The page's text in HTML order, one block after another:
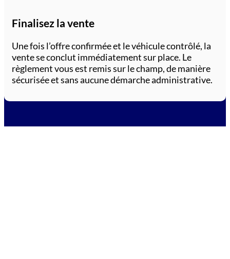
Finalisez la vente
Une fois l’offre confirmée et le véhicule contrôlé, la
vente se conclut immédiatement sur place. Le
règlement vous est remis sur le champ, de manière
sécurisée et sans aucune démarche administrative.